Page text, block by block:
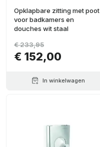
Opklapbare zitting met poot
voor badkamers en
douches wit staal
€ 152,00
€ 233,95
In winkelwagen